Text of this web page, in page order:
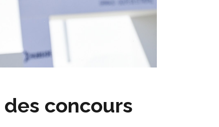
concours